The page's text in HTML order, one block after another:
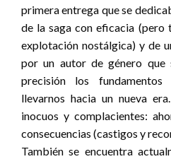
primera entrega que se
de la saga con eficacia (pero
explotación nostálgica) y de
por un autor de género que
precisión los
llevarnos hacia un nueva
inocuos y complacientes:
consecuencias (castigos y
También se encuentra